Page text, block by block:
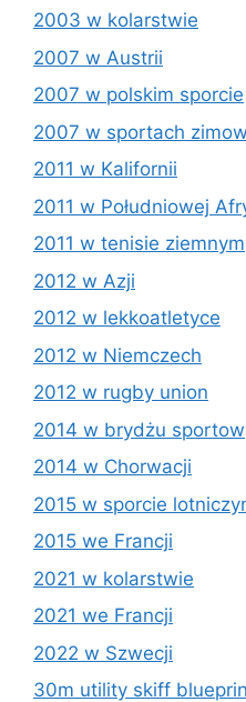
2003 w kolarstwie
2007 w Austrii
2007 w polskim sporcie
2007 w sportach
2011 w Kalifornii
2011 w Południowej
2011 w tenisie ziemnym
2012 w Azji
2012 w lekkoatletyce
2012 w Niemczech
2012 w rugby union
2014 w brydżu
2014 w Chorwacji
2015 w sporcie
2015 we Francji
2021 w kolarstwie
2021 we Francji
2022 w Szwecji
30m utility skiff